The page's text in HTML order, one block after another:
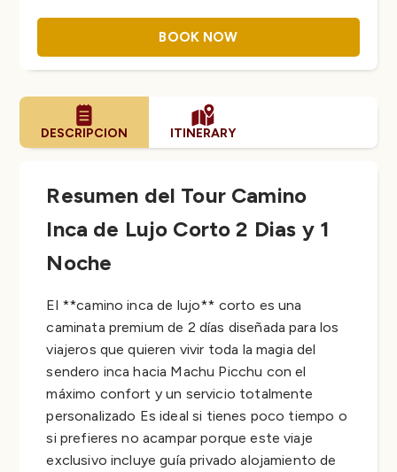
BOOK NOW
DESCRIPCION ITINERARY
Resumen del Tour Camino
Inca de Lujo Corto 2 Dias y 1
Noche
El **camino inca de lujo** corto es una
caminata premium de 2 días diseñada para los
viajeros que quieren vivir toda la magia del
sendero inca hacia Machu Picchu con el
máximo confort y un servicio totalmente
personalizado Es ideal si tienes poco tiempo o
si prefieres no acampar porque este viaje
exclusivo incluye guía privado alojamiento de